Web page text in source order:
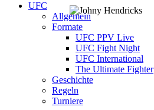
UFC
Allgemein
Formate
UFC PPV Live
UFC Fight Night
UFC International
The Ultimate Fighter
Geschichte
Regeln
Turniere